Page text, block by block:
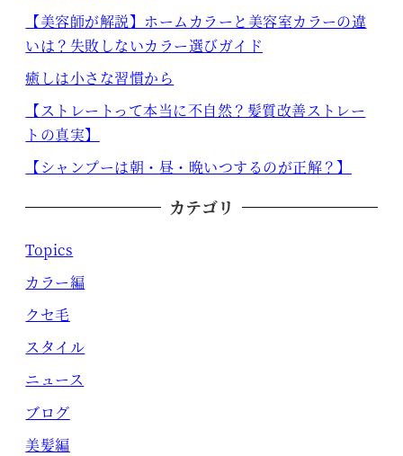
【美容師が解説】ホームカラーと美容室カラーの違
いは？失敗しないカラー選びガイド
癒しは小さな習慣から
【ストレートって本当に不自然？髪質改善ストレー
トの真実】
【シャンプーは朝・昼・晩いつするのが正解？】
カテゴリ
Topics
カラー編
クセ毛
スタイル
ニュース
ブログ
美髪編